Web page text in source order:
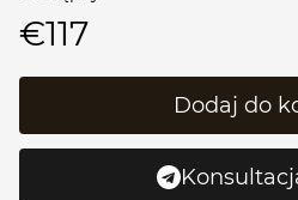
€117
Dodaj do